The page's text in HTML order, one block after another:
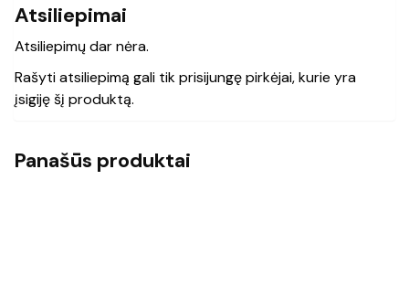
Atsiliepimai
Atsiliepimų dar nėra.
Rašyti atsiliepimą gali tik prisijungę pirkėjai, kurie yra
įsigiję šį produktą.
Panašūs produktai